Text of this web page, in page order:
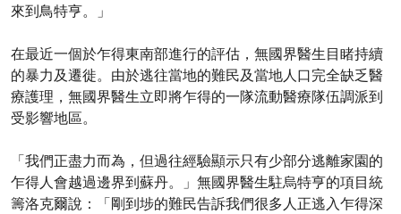
來到鳥特亨。」
在最近一個於乍得東南部進行的評估，無國界醫生目睹持續
的暴力及遷徙。由於逃往當地的難民及當地人口完全缺乏醫
療護理，無國界醫生立即將乍得的一隊流動醫療隊伍調派到
受影響地區。
「我們正盡力而為，但過往經驗顯示只有少部分逃離家園的
乍得人會越過邊界到蘇丹。」無國界醫生駐烏特亨的項目統
籌洛克爾說：「剛到埗的難民告訴我們很多人正逃入乍得深